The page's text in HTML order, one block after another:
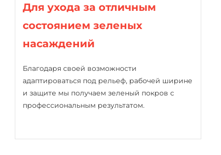
Для ухода за отличным
состоянием зеленых
насаждений
Благодаря своей возможности
адаптироваться под рельеф, рабочей ширине
и защите мы получаем зеленый покров с
профессиональным результатом.